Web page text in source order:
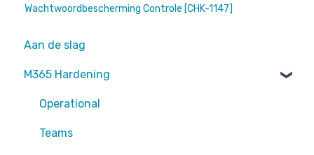
Wachtwoordbescherming Controle [CHK-1147]
Aan de slag
M365 Hardening
Operational
Teams